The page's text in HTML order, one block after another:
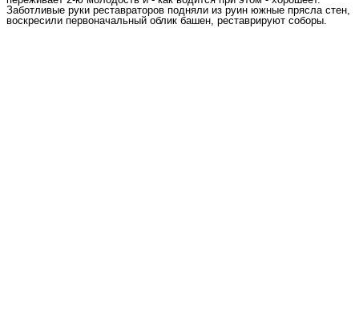
Заботливые руки реставраторов подняли из руин южные прясла стен,
воскресили первоначальный облик башен, реставрируют соборы.